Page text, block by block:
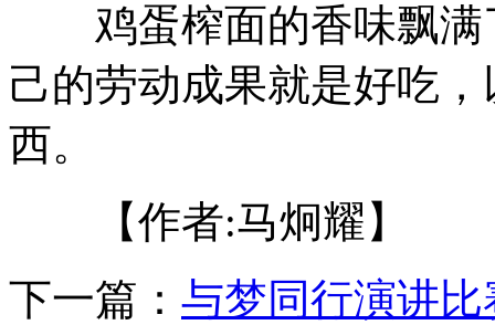
鸡蛋榨面的香味飘满
己的劳动成果就是好吃
西。
【作者:马炯耀】
下一篇： 与梦同行演讲比